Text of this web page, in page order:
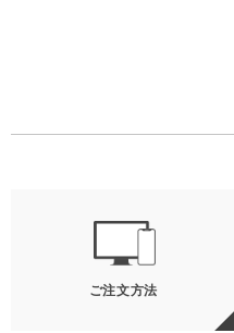
ご注文方法